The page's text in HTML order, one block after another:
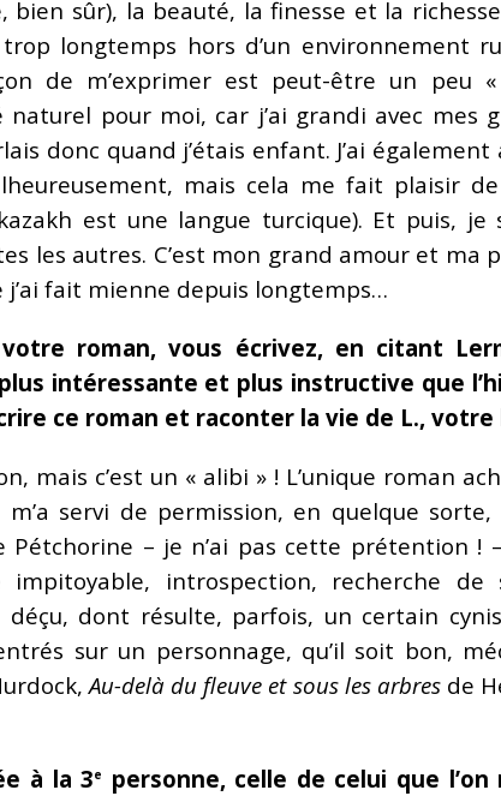
bien sûr), la beauté, la finesse et la
trop longtemps hors d’un environnement
de m’exprimer est peut-être un peu
pour moi, car j’ai grandi avec mes
donc quand j’étais enfant. J’ai
mais cela me fait plaisir
est une langue turcique). Et puis, je
les autres. C’est mon grand amour et
fait mienne depuis longtemps…
roman, vous écrivez, en citant
intéressante et plus instructive que
ce roman et raconter la vie de L., votre
mais c’est un « alibi » ! L’unique roman
servi de permission, en quelque
Pétchorine – je n’ai pas cette prétention
impitoyable, introspection, recherche
dont résulte, parfois, un certain
sur un personnage, qu’il soit bon,
Au-delà du fleuve et sous les arbresde
à la 3e
personne, celle de celui que